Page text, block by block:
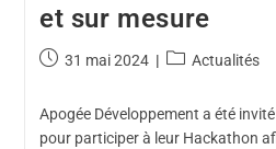
et sur mesure
31 mai 2024 Actualités
Apogée Développement a été
pour participer à leur Hackathon